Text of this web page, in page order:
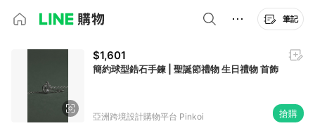
筆記
$1,601
簡約球型鋯石手鍊 | 聖誕節禮物 生日禮物 首飾
亞洲跨境設計購物平台 Pinkoi 搶購